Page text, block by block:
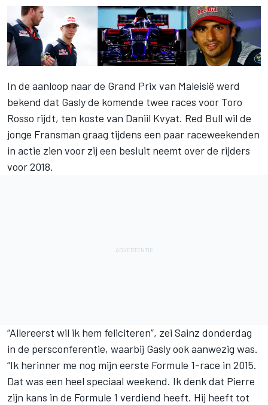
In de aanloop naar de Grand Prix van Maleisië werd
bekend dat Gasly de komende twee races voor Toro
Rosso rijdt, ten koste van Daniil Kvyat. Red Bull wil de
jonge Fransman graag tijdens een paar raceweekenden
in actie zien voor zij een besluit neemt over de rijders
voor 2018.
“Allereerst wil ik hem feliciteren”, zei Sainz donderdag
in de persconferentie, waarbij Gasly ook aanwezig was.
“Ik herinner me nog mijn eerste Formule 1-race in 2015.
Dat was een heel speciaal weekend. Ik denk dat Pierre
zijn kans in de Formule 1 verdiend heeft. Hij heeft tot